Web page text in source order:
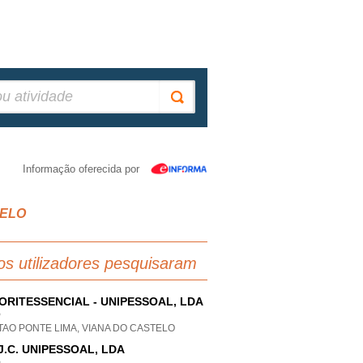
Informação oferecida por
utilizadores pesquisaram
- UNIPESSOAL, LDA
PONTE LIMA, VIANA DO CASTELO
UNIPESSOAL, LDA